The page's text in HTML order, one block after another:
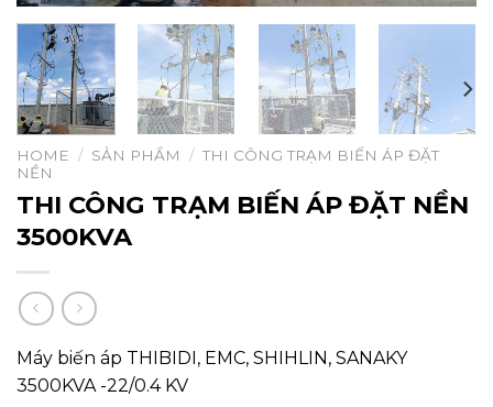
HOME / SẢN PHẨM / THI CÔNG TRẠM BIẾN ÁP ĐẶT
NỀN
THI CÔNG TRẠM BIẾN ÁP ĐẶT NỀN
3500KVA
Máy biến áp THIBIDI, EMC, SHIHLIN, SANAKY
3500KVA -22/0.4 KV